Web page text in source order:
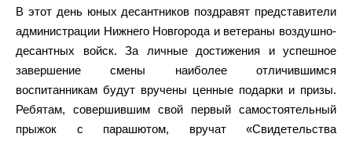
В этот день юных десантников поздравят представители
администрации Нижнего Новгорода и ветераны воздушно-
десантных войск. За личные достижения и успешное
завершение смены наиболее отличившимся
воспитанникам будут вручены ценные подарки и призы.
Ребятам, совершившим свой первый самостоятельный
прыжок с парашютом, вручат «Свидетельства